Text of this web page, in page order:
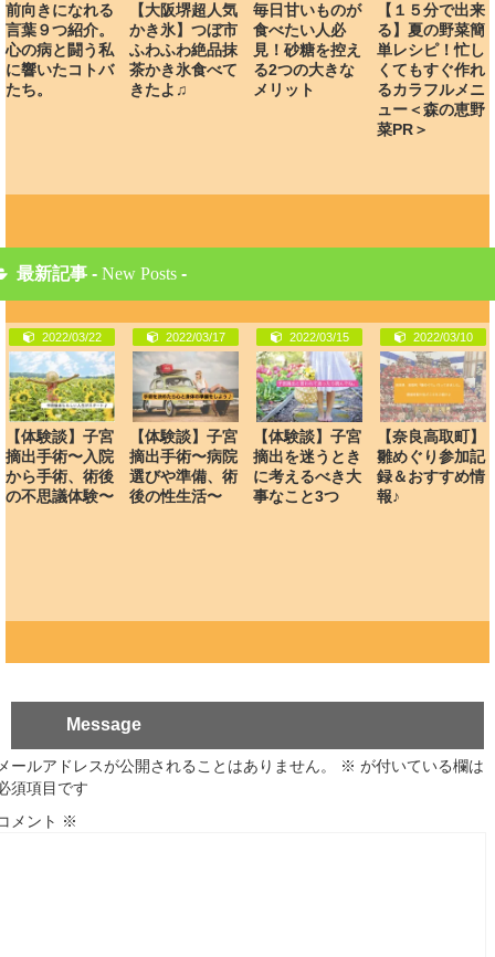
前向きになれる
言葉９つ紹介。
心の病と闘う私
に響いたコトバ
たち。
【大阪堺超人気
かき氷】つぼ市
ふわふわ絶品抹
茶かき氷食べて
きたよ♫
毎日甘いものが
食べたい人必
見！砂糖を控え
る2つの大きな
メリット
【１５分で出来
る】夏の野菜簡
単レシピ！忙し
くてもすぐ作れ
るカラフルメニ
ュー＜森の恵野
菜PR＞
最新記事 - New Posts -
2022/03/22
【体験談】子宮
摘出手術〜入院
から手術、術後
の不思議体験〜
2022/03/17
【体験談】子宮
摘出手術〜病院
選びや準備、術
後の性生活〜
2022/03/15
【体験談】子宮
摘出を迷うとき
に考えるべき大
事なこと3つ
2022/03/10
【奈良高取町】
雛めぐり参加記
録＆おすすめ情
報♪
Message
ールアドレスが公開されることはありません。 ※ が付いている欄は
須項目です
メント ※